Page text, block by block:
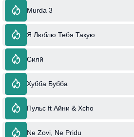
Murda 3
Я Люблю Тебя Такую
Сияй
Хубба Бубба
Пульс ft Айни & Xcho
Ne Zovi, Ne Pridu